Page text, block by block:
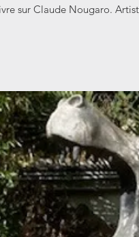
sur Claude Nougaro.